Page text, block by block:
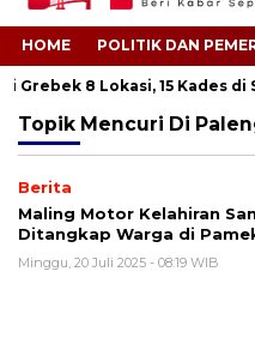
HOME POLITIK DAN
8 Lokasi, 15 Kades di
Topik Mencuri Di
Berita
Maling Motor Kelahiran
Ditangkap Warga di
Minggu, 20 Juli 2025 - 08:19 WIB